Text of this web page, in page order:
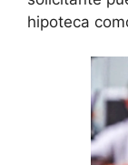
hipoteca